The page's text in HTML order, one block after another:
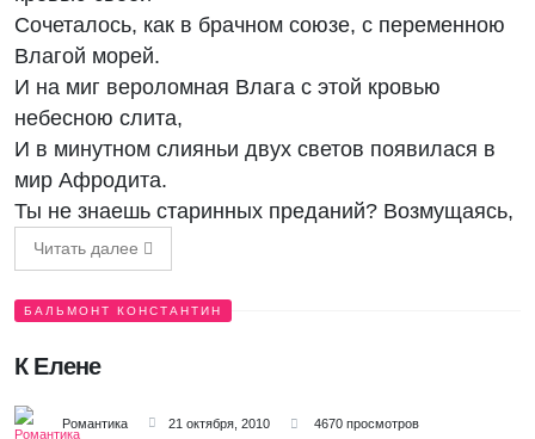
Сочеталось, как в брачном союзе, с переменною
Влагой морей.
И на миг вероломная Влага с этой кровью
небесною слита,
И в минутном слияньи двух светов появилася в
мир Афродита.
Ты не знаешь старинных преданий? Возмущаясь,
Читать далее
БАЛЬМОНТ КОНСТАНТИН
К Елене
Романтика 21 октября, 2010 4670 просмотров